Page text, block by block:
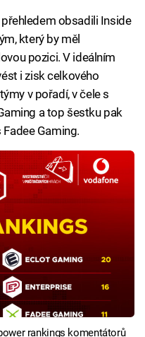
obsadili Inside
který by měl
pozici. V ideálním
i zisk celkového
v pořadí, v čele s
a top šestku pak
Gaming.
rankings komentátorů